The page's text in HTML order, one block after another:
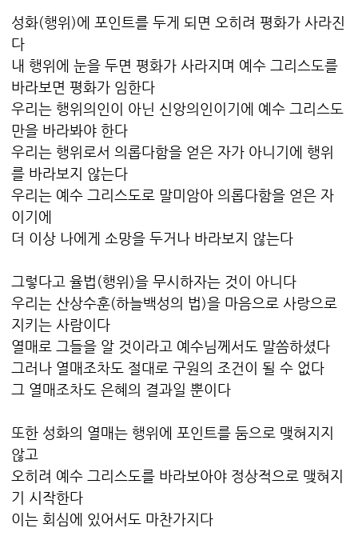
성화(행위)에 포인트를 두게 되면 오히려 평화가 사라진
다
내 행위에 눈을 두면 평화가 사라지며 예수 그리스도를
바라보면 평화가 임한다
우리는 행위의인이 아닌 신앙의인이기에 예수 그리스도
만을 바라봐야 한다
우리는 행위로서 의롭다함을 얻은 자가 아니기에 행위
를 바라보지 않는다
우리는 예수 그리스도로 말미암아 의롭다함을 얻은 자
이기에
더 이상 나에게 소망을 두거나 바라보지 않는다
그렇다고 율법(행위)을 무시하자는 것이 아니다
우리는 산상수훈(하늘백성의 법)을 마음으로 사랑으로
지키는 사람이다
열매로 그들을 알 것이라고 예수님께서도 말씀하셨다
그러나 열매조차도 절대로 구원의 조건이 될 수 없다
그 열매조차도 은혜의 결과일 뿐이다
또한 성화의 열매는 행위에 포인트를 둠으로 맺혀지지
않고
오히려 예수 그리스도를 바라보아야 정상적으로 맺혀지
기 시작한다
이는 회심에 있어서도 마찬가지다